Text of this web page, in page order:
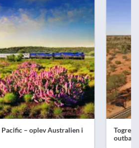
Pacific – oplev Australien i